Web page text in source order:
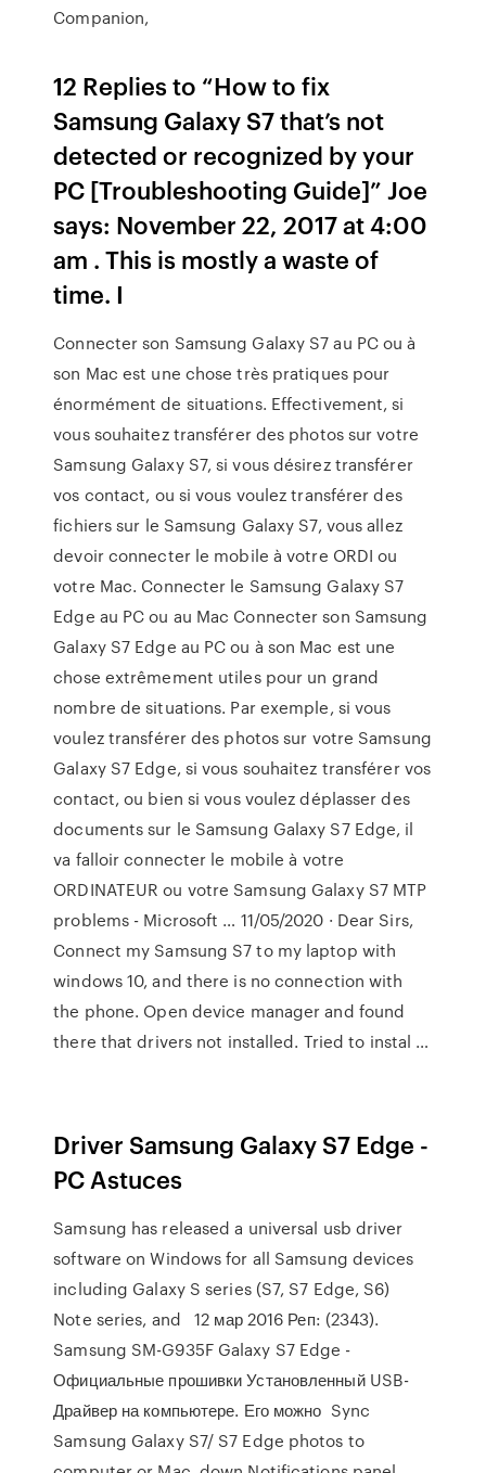
Companion,
12 Replies to “How to fix
Samsung Galaxy S7 that’s not
detected or recognized by your
PC [Troubleshooting Guide]” Joe
says: November 22, 2017 at 4:00
am . This is mostly a waste of
time. I
Connecter son Samsung Galaxy S7 au PC ou à
son Mac est une chose très pratiques pour
énormément de situations. Effectivement, si
vous souhaitez transférer des photos sur votre
Samsung Galaxy S7, si vous désirez transférer
vos contact, ou si vous voulez transférer des
fichiers sur le Samsung Galaxy S7, vous allez
devoir connecter le mobile à votre ORDI ou
votre Mac. Connecter le Samsung Galaxy S7
Edge au PC ou au Mac Connecter son Samsung
Galaxy S7 Edge au PC ou à son Mac est une
chose extrêmement utiles pour un grand
nombre de situations. Par exemple, si vous
voulez transférer des photos sur votre Samsung
Galaxy S7 Edge, si vous souhaitez transférer vos
contact, ou bien si vous voulez déplasser des
documents sur le Samsung Galaxy S7 Edge, il
va falloir connecter le mobile à votre
ORDINATEUR ou votre Samsung Galaxy S7 MTP
problems - Microsoft … 11/05/2020 · Dear Sirs,
Connect my Samsung S7 to my laptop with
windows 10, and there is no connection with
the phone. Open device manager and found
there that drivers not installed. Tried to instal …
Driver Samsung Galaxy S7 Edge -
PC Astuces
Samsung has released a universal usb driver
software on Windows for all Samsung devices
including Galaxy S series (S7, S7 Edge, S6)
Note series, and 12 мар 2016 Реп: (2343).
Samsung SM-G935F Galaxy S7 Edge -
Официальные прошивки Установленный USB-
Драйвер на компьютере. Его можно Sync
Samsung Galaxy S7/ S7 Edge photos to